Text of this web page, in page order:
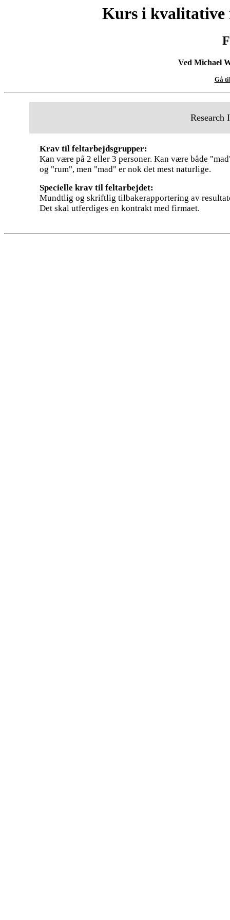
Kurs i kvalitative
Ved Michael
Gå
Research
Krav til feltarbejdsgrupper:
Kan være på 2 eller 3 personer. Kan være både
og "rum", men "mad" er nok det mest naturlige.
Specielle krav til feltarbejdet:
Mundtlig og skriftlig tilbakerapportering av
Det skal utferdiges en kontrakt med firmaet.